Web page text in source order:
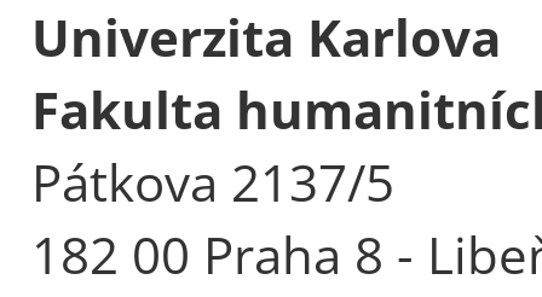
Univerzita Karlova
Fakulta
Pátkova 2137/5
182 00 Praha 8 -